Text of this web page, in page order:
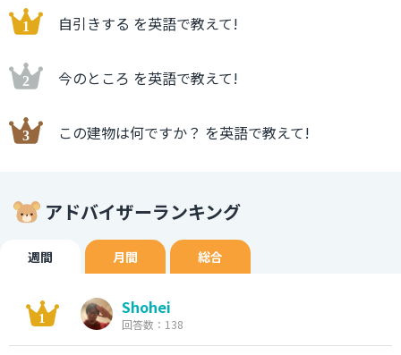
自引きする を英語で教えて!
今のところ を英語で教えて!
この建物は何ですか？ を英語で教えて!
アドバイザーランキング
週間 月間 総合
Shohei
回答数：138